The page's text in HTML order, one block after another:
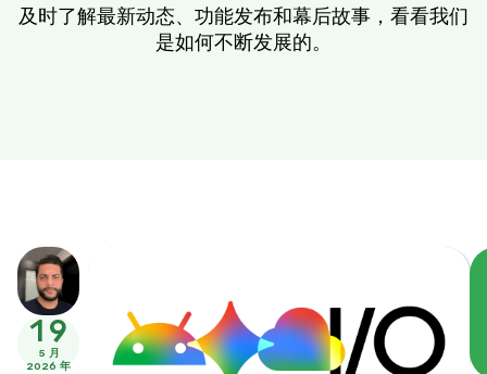
及时了解最新动态、功能发布和幕后故事，看看我们
是如何不断发展的。
19
5 月
2026 年